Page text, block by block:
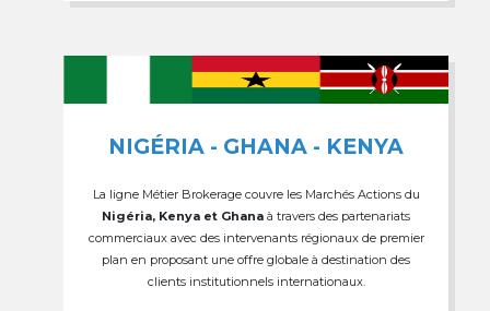
NIGÉRIA - GHANA - KENYA
La ligne Métier Brokerage couvre les Marchés Actions du
Nigéria, Kenya et Ghana à travers des partenariats
commerciaux avec des intervenants régionaux de premier
plan en proposant une offre globale à destination des
clients institutionnels internationaux.